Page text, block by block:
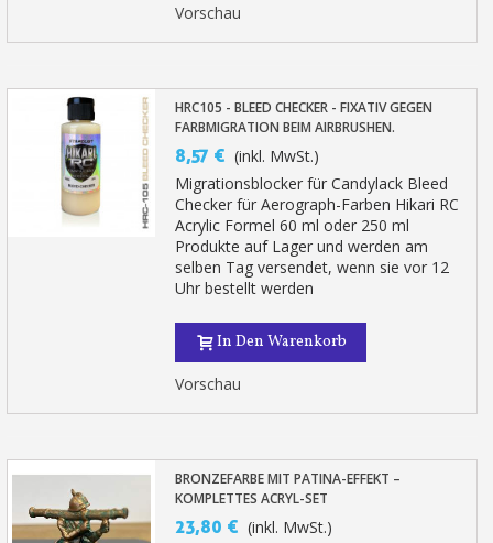
Vorschau
HRC105 - BLEED CHECKER - FIXATIV GEGEN
FARBMIGRATION BEIM AIRBRUSHEN.
8,57 € (inkl. MwSt.)
Migrationsblocker für Candylack Bleed
Checker für Aerograph-Farben Hikari RC
Acrylic Formel 60 ml oder 250 ml
Produkte auf Lager und werden am
selben Tag versendet, wenn sie vor 12
Uhr bestellt werden
In Den Warenkorb
Vorschau
BRONZEFARBE MIT PATINA-EFFEKT –
KOMPLETTES ACRYL-SET
23,80 € (inkl. MwSt.)